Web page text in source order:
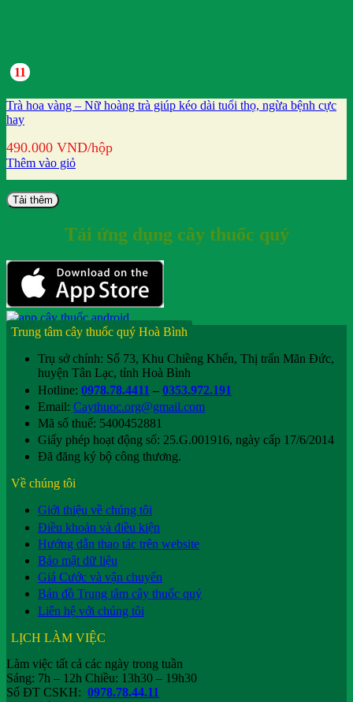
11
Trà hoa vàng – Nữ hoàng trà giúp kéo dài tuổi thọ, ngừa bệnh cực
hay
490.000 VND/hộp
Thêm vào giỏ
Tải thêm
Tải ứng dụng cây thuốc quý
Trung tâm cây thuốc quý Hoà Bình
Trụ sở chính: Số 73, Khu Chiềng Khến, Thị trấn Mãn Đức,
huyện Tân Lạc, tỉnh Hoà Bình
Hotline: 0978.78.4411 – 0353.972.191
Email: Caythuoc.org@gmail.com
Mã số thuế: 5400452881
Giấy phép hoạt động số: 25.G.001916, ngày cấp 17/6/2014
Đã đăng ký bộ công thương.
Về chúng tôi
Giới thiệu về chúng tôi
Điều khoản và điều kiện
Hướng dẫn thao tác trên website
Bảo mật dữ liệu
Giá Cước và vận chuyển
Bản đồ Trung tâm cây thuốc quý
Liên hệ với chúng tôi
LỊCH LÀM VIỆC
Làm việc tất cả các ngày trong tuần
Sáng: 7h – 12h Chiều: 13h30 – 19h30
Số ĐT CSKH: 0978.78.44.11